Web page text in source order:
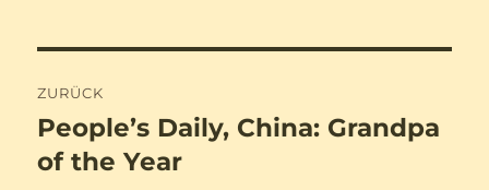
ZURÜCK
Vorheriger
Beitrag:
People’s Daily, China: Grandpa
of the Year